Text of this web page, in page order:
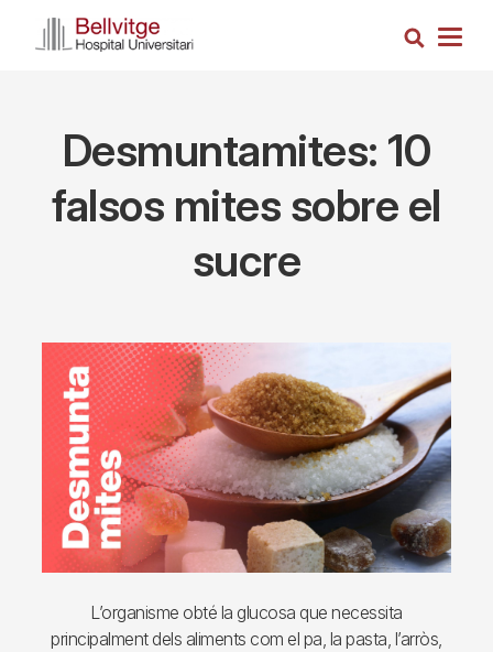
Search
Desmuntamites: 10
falsos mites sobre el
sucre
Imagen
L’organisme obté la glucosa que necessita
principalment dels aliments com el pa, la pasta, l’arròs,